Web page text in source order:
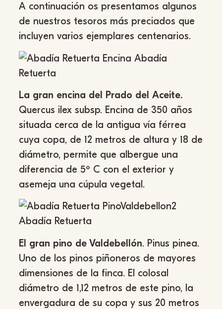
A continuación os presentamos algunos
de nuestros tesoros más preciados que
incluyen varios ejemplares centenarios.
La gran encina del Prado del Aceite.
Quercus ilex subsp. Encina de 350 años
situada cerca de la antigua vía férrea
cuya copa, de 12 metros de altura y 18 de
diámetro, permite que albergue una
diferencia de 5º C con el exterior y
asemeja una cúpula vegetal.
El gran pino de Valdebellón. Pinus pinea.
Uno de los pinos piñoneros de mayores
dimensiones de la finca. El colosal
diámetro de 1,12 metros de este pino, la
envergadura de su copa y sus 20 metros